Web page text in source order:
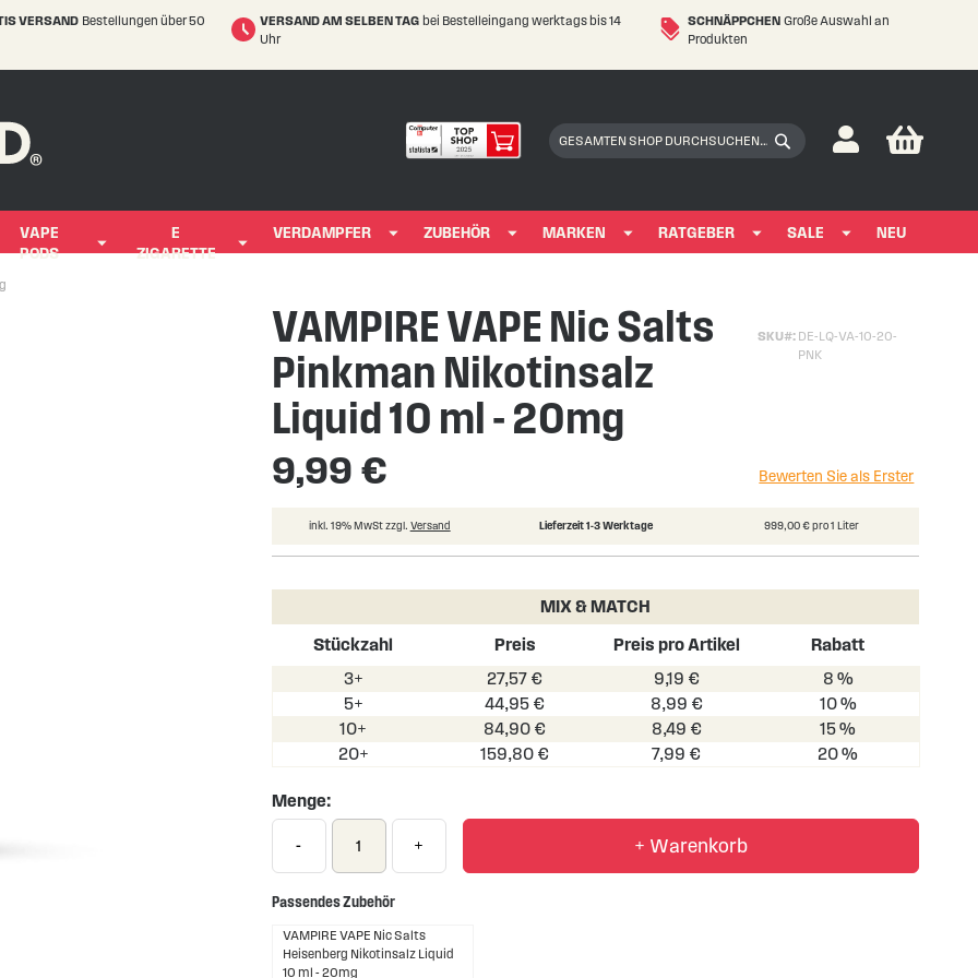
VERSAND Bestellungen über 50
VERSAND AM SELBEN TAG bei Bestelleingang werktags bis 14
Uhr
SCHNÄPPCHEN Große Auswahl an
Produkten
Suchen
My
VAPE
PODS
E
ZIGARETTE
VERDAMPFER ZUBEHÖR MARKEN RATGEBER SALE NEU
VAMPIRE VAPE Nic Salts
Pinkman Nikotinsalz
Liquid 10 ml - 20mg
SKU
DE-LQ-VA-10-20-
PNK
9,99 € Bewerten Sie als Erster
inkl. 19% MwSt zzgl. Versand Lieferzeit 1-3 Werktage 999,00 € pro 1 Liter
MIX & MATCH
Stückzahl Preis Preis pro Artikel
Rabatt
3+
27,57 € 9,19 €
8 %
5+
44,95 € 8,99 €
10 %
10+
84,90 € 8,49 €
15 %
20+
159,80 € 7,99 € 20 %
Menge:
- + + Warenkorb
Passendes Zubehör
VAMPIRE VAPE Nic Salts
Heisenberg Nikotinsalz Liquid
10 ml - 20mg